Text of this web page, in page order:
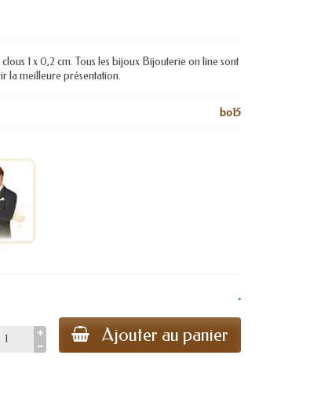
1 x 0,2 cm. Tous les bijoux Bijouterie on line sont
la meilleure présentation.
bo15
.
Ajouter au panier